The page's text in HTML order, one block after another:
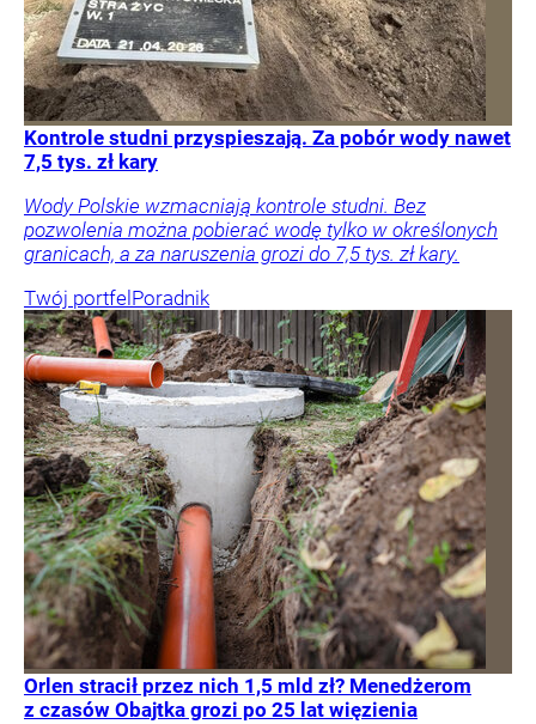
Kontrole studni przyspieszają. Za pobór wody nawet
7,5 tys. zł kary
Wody Polskie wzmacniają kontrole studni. Bez
pozwolenia można pobierać wodę tylko w określonych
granicach, a za naruszenia grozi do 7,5 tys. zł kary.
Twój portfel Poradnik
Orlen stracił przez nich 1,5 mld zł? Menedżerom
z czasów Obajtka grozi po 25 lat więzienia